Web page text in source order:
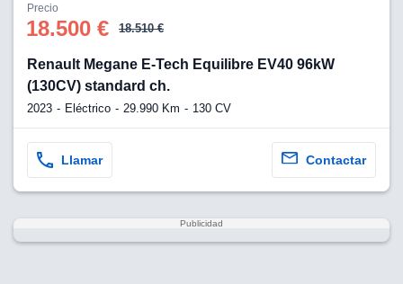
Precio
18.500 € 18.510 €
Renault Megane E-Tech Equilibre EV40 96kW
(130CV) standard ch.
2023 Eléctrico 29.990 Km 130 CV
Llamar Contactar